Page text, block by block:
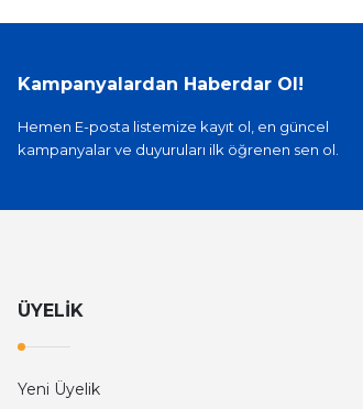
Kampanyalardan Haberdar Ol!
Hemen E-posta listemize kayıt ol, en güncel
kampanyalar ve duyuruları ilk öğrenen sen ol.
ÜYELİK
Yeni Üyelik